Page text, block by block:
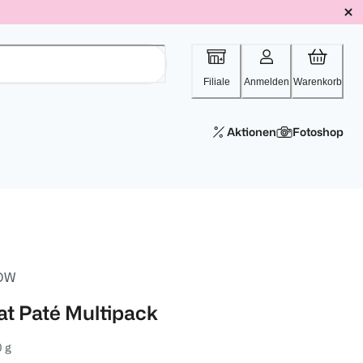
Filiale Anmelden Warenkorb
Aktionen Fotoshop
Paté Multipack
g